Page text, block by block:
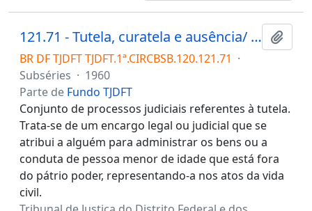
121.71 - Tutela, curatela e ausência/ Tutela
BR DF TJDFT TJDFT.1ª.CIRCBSB.120.121.71 ·
Subséries · 1960
Parte de Fundo TJDFT
Conjunto de processos judiciais referentes à tutela.
Trata-se de um encargo legal ou judicial que se
atribui a alguém para administrar os bens ou a
conduta de pessoa menor de idade que está fora
do pátrio poder, representando-a nos atos da vida
civil.